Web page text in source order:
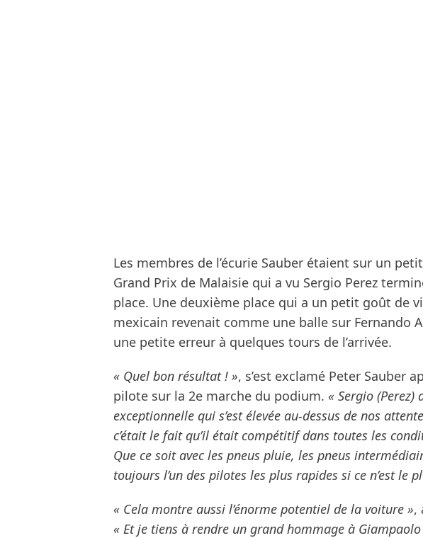
Les membres de l’écurie Sauber étaient sur un
Grand Prix de Malaisie qui a vu Sergio Perez
place. Une deuxième place qui a un petit goût de
mexicain revenait comme une balle sur Fernando
une petite erreur à quelques tours de l’arrivée.
« Quel bon résultat ! », s’est exclamé Peter Sauber
pilote sur la 2e marche du podium. « Sergio (Perez)
exceptionnelle qui s’est élevée au-dessus de nos
c’était le fait qu’il était compétitif dans toutes les
Que ce soit avec les pneus pluie, les pneus
toujours l’un des pilotes les plus rapides si ce n’est le
« Cela montre aussi l’énorme potentiel de la voiture »,
« Et je tiens à rendre un grand hommage à